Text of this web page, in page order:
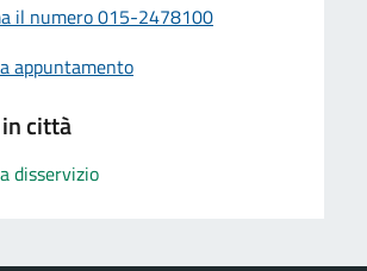
il numero 015-2478100
appuntamento
città
disservizio